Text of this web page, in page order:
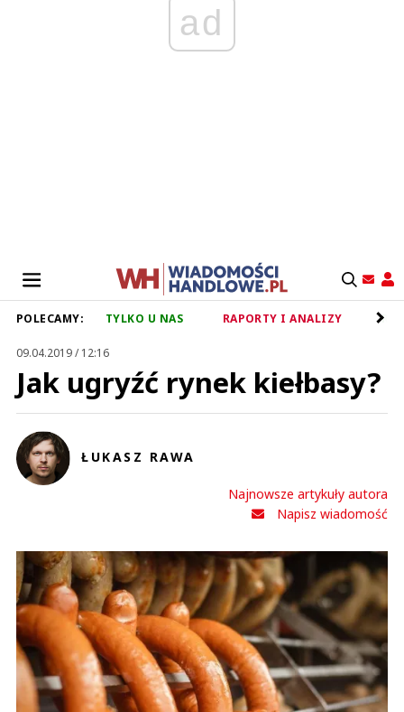
ad
POLECAMY: TYLKO U NAS RAPORTY I ANALIZY
09.04.2019 / 12:16
Jak ugryźć rynek kiełbasy?
ŁUKASZ RAWA
Najnowsze artykuły autora
Napisz wiadomość